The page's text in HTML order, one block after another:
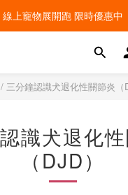
線上寵物展開跑 限時優惠中
線上寵物展開跑 限時優惠中
員，現領100元購物金 ! 立即
/ 三分鐘認識犬退化性關節炎（
識犬退化
（DJD）